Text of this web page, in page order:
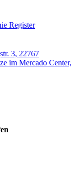
Register
3, 22767
im Mercado Center,